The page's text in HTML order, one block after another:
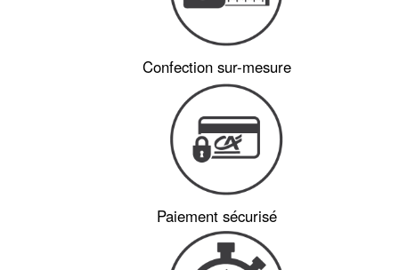
Confection sur-mesure
Paiement sécurisé